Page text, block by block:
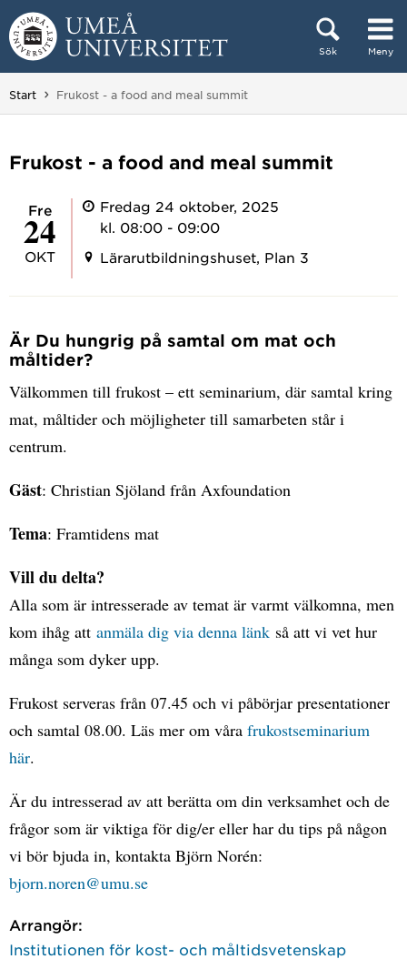
Hoppa direkt till innehållet
Sök Meny
Huvudmenyn dold.
Start Du är här:
Frukost - a food and meal summit
Frukost - a food and meal summit
fre
24
OKT
Fredag 24 oktober, 2025
kl. 08:00 - 09:00
Lärarutbildningshuset, Plan 3
Är Du hungrig på samtal om mat och
måltider?
Välkommen till frukost – ett seminarium, där samtal kring
mat, måltider och möjligheter till samarbeten står i
centrum.
Gäst: Christian Sjöland från Axfoundation
Tema: Framtidens mat
Vill du delta?
Alla som är intresserade av temat är varmt välkomna, men
kom ihåg att anmäla dig via denna länk så att vi vet hur
många som dyker upp.
Frukost serveras från 07.45 och vi påbörjar presentationer
och samtal 08.00. Läs mer om våra frukostseminarium
här.
Är du intresserad av att berätta om din verksamhet och de
frågor som är viktiga för dig/er eller har du tips på någon
vi bör bjuda in, kontakta Björn Norén:
bjorn.noren@umu.se
Arrangör:
Institutionen för kost- och måltidsvetenskap